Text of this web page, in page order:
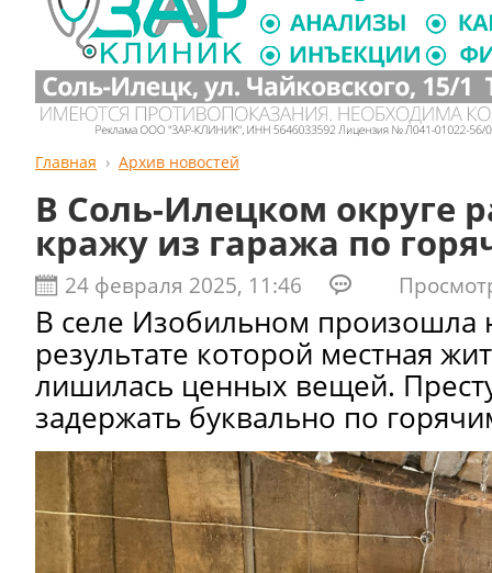
Главная Архив новостей
В Соль-Илецком округе
кражу из гаража по
24 февраля 2025, 11:46
В селе Изобильном произошла
результате которой местная
лишилась ценных вещей.
задержать буквально по